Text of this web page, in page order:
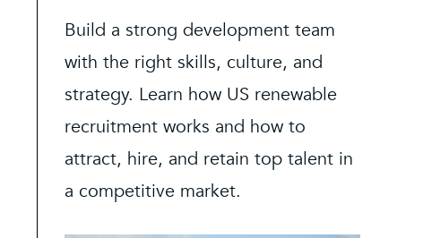
Build a strong development team
with the right skills, culture, and
strategy. Learn how US renewable
recruitment works and how to
attract, hire, and retain top talent in
a competitive market.